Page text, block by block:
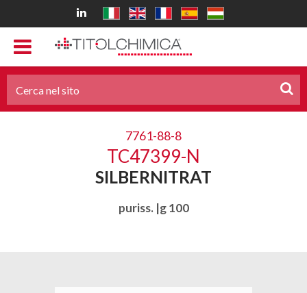
7761-88-8
TC47399-N
SILBERNITRAT
puriss. |g 100